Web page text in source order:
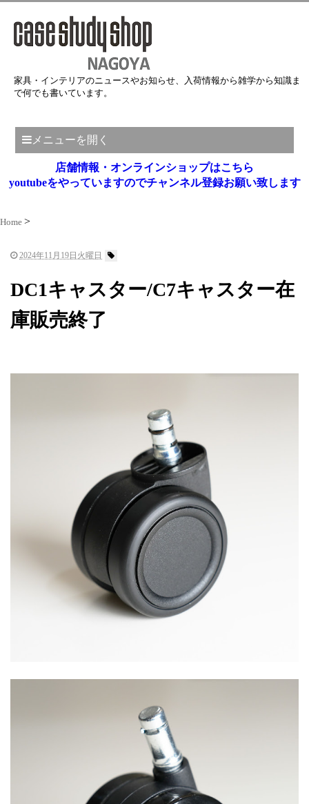
家具・インテリアのニュースやお知らせ、入荷情報から雑学から知識ま
で何でも書いています。
メニューを開く
店舗情報・オンラインショップはこちら
youtubeをやっていますのでチャンネル登録お願い致します
Home
2024年11月19日火曜日
DC1キャスター/C7キャスター在
庫販売終了